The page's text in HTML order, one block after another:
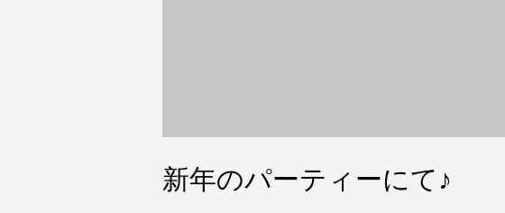
新年のパーティーにて♪